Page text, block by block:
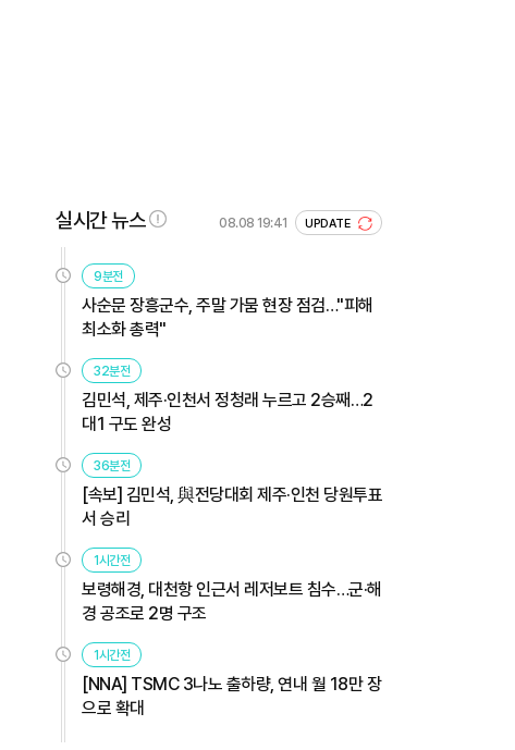
실시간 뉴스 08.08 19:41 UPDATE
9분전
사순문 장흥군수, 주말 가뭄 현장 점검…"피해
최소화 총력"
32분전
김민석, 제주·인천서 정청래 누르고 2승째…2
대1 구도 완성
36분전
[속보] 김민석, 與전당대회 제주·인천 당원투표
서 승리
1시간전
보령해경, 대천항 인근서 레저보트 침수…군·해
경 공조로 2명 구조
1시간전
[NNA] TSMC 3나노 출하량, 연내 월 18만 장
으로 확대